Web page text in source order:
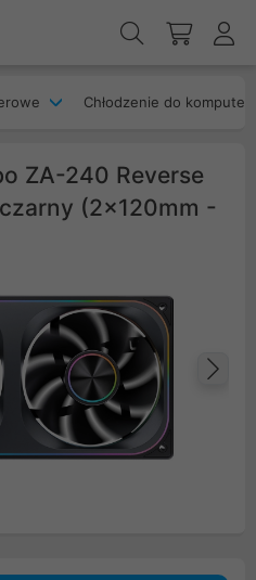
Chłodzenie do
ZA-240 Reverse
(2x120mm -